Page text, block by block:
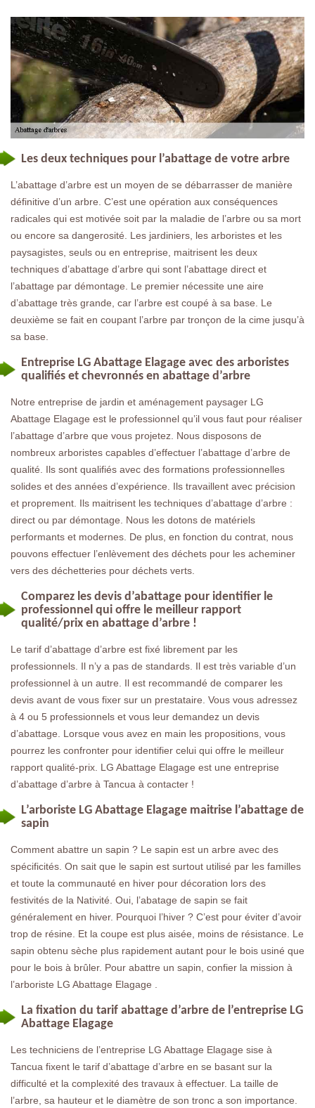
Les deux techniques pour l’abattage de votre arbre
L’abattage d’arbre est un moyen de se débarrasser de manière
définitive d’un arbre. C’est une opération aux conséquences
radicales qui est motivée soit par la maladie de l’arbre ou sa mort
ou encore sa dangerosité. Les jardiniers, les arboristes et les
paysagistes, seuls ou en entreprise, maitrisent les deux
techniques d’abattage d’arbre qui sont l’abattage direct et
l’abattage par démontage. Le premier nécessite une aire
d’abattage très grande, car l’arbre est coupé à sa base. Le
deuxième se fait en coupant l’arbre par tronçon de la cime jusqu’à
sa base.
Entreprise LG Abattage Elagage avec des arboristes
qualifiés et chevronnés en abattage d’arbre
Notre entreprise de jardin et aménagement paysager LG
Abattage Elagage est le professionnel qu’il vous faut pour réaliser
l’abattage d’arbre que vous projetez. Nous disposons de
nombreux arboristes capables d’effectuer l’abattage d’arbre de
qualité. Ils sont qualifiés avec des formations professionnelles
solides et des années d’expérience. Ils travaillent avec précision
et proprement. Ils maitrisent les techniques d’abattage d’arbre :
direct ou par démontage. Nous les dotons de matériels
performants et modernes. De plus, en fonction du contrat, nous
pouvons effectuer l’enlèvement des déchets pour les acheminer
vers des déchetteries pour déchets verts.
Comparez les devis d’abattage pour identifier le
professionnel qui offre le meilleur rapport
qualité/prix en abattage d’arbre !
Le tarif d’abattage d’arbre est fixé librement par les
professionnels. Il n’y a pas de standards. Il est très variable d’un
professionnel à un autre. Il est recommandé de comparer les
devis avant de vous fixer sur un prestataire. Vous vous adressez
à 4 ou 5 professionnels et vous leur demandez un devis
d’abattage. Lorsque vous avez en main les propositions, vous
pourrez les confronter pour identifier celui qui offre le meilleur
rapport qualité-prix. LG Abattage Elagage est une entreprise
d’abattage d’arbre à Tancua à contacter !
L’arboriste LG Abattage Elagage maitrise l’abattage de
sapin
Comment abattre un sapin ? Le sapin est un arbre avec des
spécificités. On sait que le sapin est surtout utilisé par les familles
et toute la communauté en hiver pour décoration lors des
festivités de la Nativité. Oui, l’abatage de sapin se fait
généralement en hiver. Pourquoi l’hiver ? C’est pour éviter d’avoir
trop de résine. Et la coupe est plus aisée, moins de résistance. Le
sapin obtenu sèche plus rapidement autant pour le bois usiné que
pour le bois à brûler. Pour abattre un sapin, confier la mission à
l’arboriste LG Abattage Elagage .
La fixation du tarif abattage d’arbre de l’entreprise LG
Abattage Elagage
Les techniciens de l’entreprise LG Abattage Elagage sise à
Tancua fixent le tarif d’abattage d’arbre en se basant sur la
difficulté et la complexité des travaux à effectuer. La taille de
l’arbre, sa hauteur et le diamètre de son tronc a son importance.